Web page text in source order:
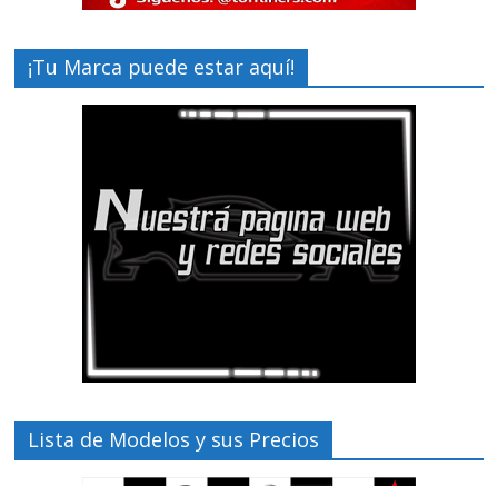
¡Tu Marca puede estar aquí!
Lista de Modelos y sus Precios